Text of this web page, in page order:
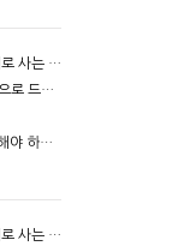
길(2)
는 제사
는가
길(2)